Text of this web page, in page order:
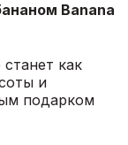
Banana
как
и
подарком